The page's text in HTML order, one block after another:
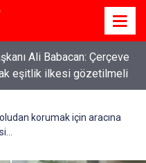
Ali Babacan: Çerçeve
eşitlik ilkesi gözetilmeli
korumak için aracına